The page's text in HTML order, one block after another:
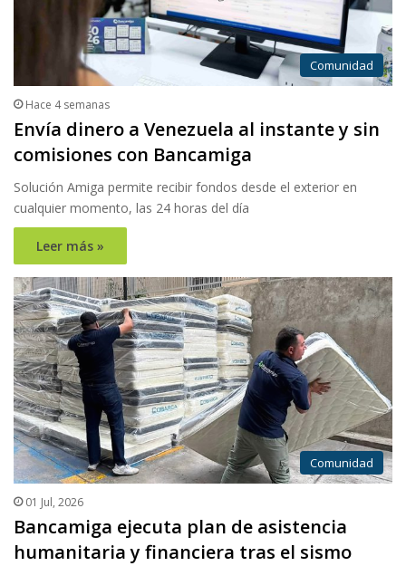
Comunidad
Hace 4 semanas
Envía dinero a Venezuela al instante y sin
comisiones con Bancamiga
Solución Amiga permite recibir fondos desde el exterior en
cualquier momento, las 24 horas del día
Leer más »
Comunidad
01 Jul, 2026
Bancamiga ejecuta plan de asistencia
humanitaria y financiera tras el sismo